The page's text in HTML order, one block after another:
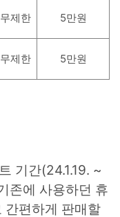
무제한 5만원
무제한 5만원
기간(24.1.19. ~
존에 사용하던 휴
간편하게 판매할